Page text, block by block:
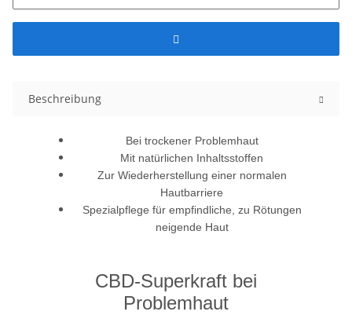
Beschreibung
Bei trockener Problemhaut
Mit natürlichen Inhaltsstoffen
Zur Wiederherstellung einer normalen
Hautbarriere
Spezialpflege für empfindliche, zu Rötungen
neigende Haut
CBD-Superkraft bei
Problemhaut